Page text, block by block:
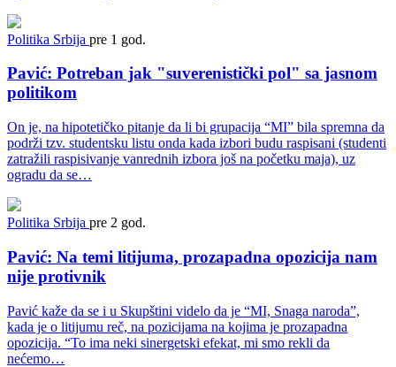
Politika Srbija pre 1 god.
Pavić: Potreban jak "suverenistički pol" sa jasnom
politikom
On je, na hipotetičko pitanje da li bi grupacija “MI” bila spremna da
podrži tzv. studentsku listu onda kada izbori budu raspisani (studenti
zatražili raspisivanje vanrednih izbora još na početku maja), uz
ogradu da se…
Politika Srbija pre 2 god.
Pavić: Na temi litijuma, prozapadna opozicija nam
nije protivnik
Pavić kaže da se i u Skupštini videlo da je “MI, Snaga naroda”,
kada je o litijumu reč, na pozicijama na kojima je prozapadna
opozicija. “To ima neki sinergetski efekat, mi smo rekli da
nećemo…